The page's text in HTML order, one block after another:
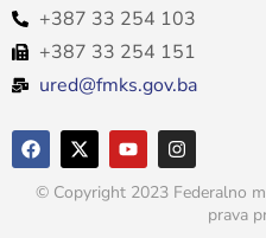
+387 33 254 103
+387 33 254 151
ured@fmks.gov.ba
© Copyright 2023 Federalno
prava